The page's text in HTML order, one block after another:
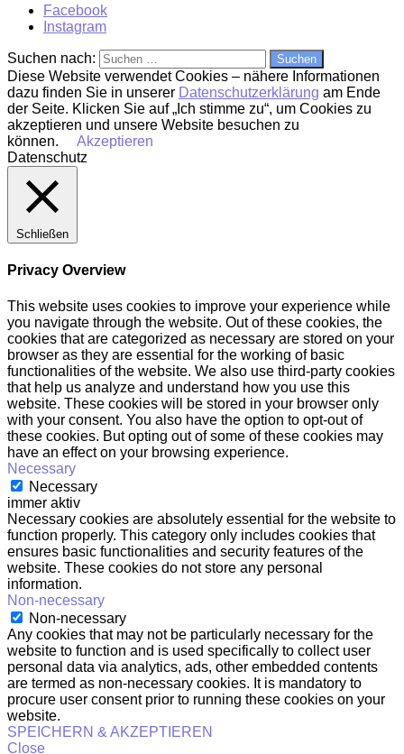
Facebook
Instagram
Suchen nach:
Diese Website verwendet Cookies – nähere Informationen
dazu finden Sie in unserer Datenschutzerklärung am Ende
der Seite. Klicken Sie auf „Ich stimme zu“, um Cookies zu
akzeptieren und unsere Website besuchen zu
können.
Akzeptieren
Datenschutz
Schließen
Privacy Overview
This website uses cookies to improve your experience while
you navigate through the website. Out of these cookies, the
cookies that are categorized as necessary are stored on your
browser as they are essential for the working of basic
functionalities of the website. We also use third-party cookies
that help us analyze and understand how you use this
website. These cookies will be stored in your browser only
with your consent. You also have the option to opt-out of
these cookies. But opting out of some of these cookies may
have an effect on your browsing experience.
Necessary
Necessary
immer aktiv
Necessary cookies are absolutely essential for the website to
function properly. This category only includes cookies that
ensures basic functionalities and security features of the
website. These cookies do not store any personal
information.
Non-necessary
Non-necessary
Any cookies that may not be particularly necessary for the
website to function and is used specifically to collect user
personal data via analytics, ads, other embedded contents
are termed as non-necessary cookies. It is mandatory to
procure user consent prior to running these cookies on your
website.
SPEICHERN & AKZEPTIEREN
Close